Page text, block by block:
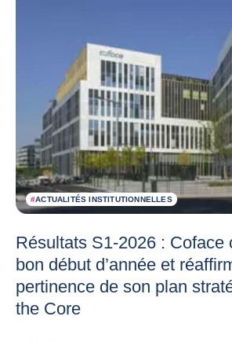
#ACTUALITÉS INSTITUTIONNELLES
Résultats S1-2026 : Coface
bon début d’année et
pertinence de son plan
the Core